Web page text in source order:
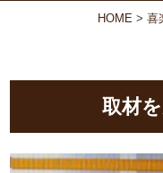
店舗情報
HOME> 喜
取材